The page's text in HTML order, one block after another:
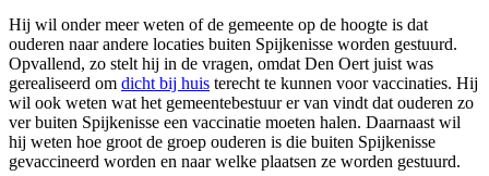
Hij wil onder meer weten of de gemeente op de hoogte is dat
ouderen naar andere locaties buiten Spijkenisse worden gestuurd.
Opvallend, zo stelt hij in de vragen, omdat Den Oert juist was
gerealiseerd om dicht bij huis terecht te kunnen voor vaccinaties. Hij
wil ook weten wat het gemeentebestuur er van vindt dat ouderen zo
ver buiten Spijkenisse een vaccinatie moeten halen. Daarnaast wil
hij weten hoe groot de groep ouderen is die buiten Spijkenisse
gevaccineerd worden en naar welke plaatsen ze worden gestuurd.